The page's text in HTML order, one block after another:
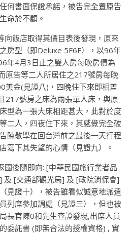
何書面保證承諾，被告完全置原告
命於不顧。
向飯店取得其價目表後發現，原來
房型（即Deluxe 5F6F），以96年
年4月3日止之雙人房每晚房價為
原告等二人所居住之217號房每晚
美金(見證八)，四晚住下來即相差
217號房之床為兩張單人床，與原
型為一張大床相距甚大，此對於度
二人，四夜住下來，其感覺完全破
陳敬學在回台灣前之最後一天行程
寫下其失望的心情（見證九）。
國後隨即向: [中華民國旅行業者品
及 [交通部觀光局] 及 [政院消保會]
見證十），被告雖看似誠意地派遣
列席參加調處（見證三），但也被
長官陳0和先生查證發現,出席人員
委託書 (即無合法的授權資格) , 實